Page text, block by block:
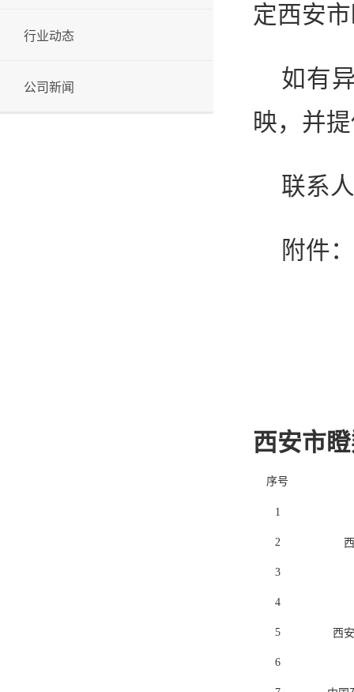
定西安
如有
映，并
联系
附件
西安市
序号
1
2
3
4
5 西
6
行业动态
公司新闻